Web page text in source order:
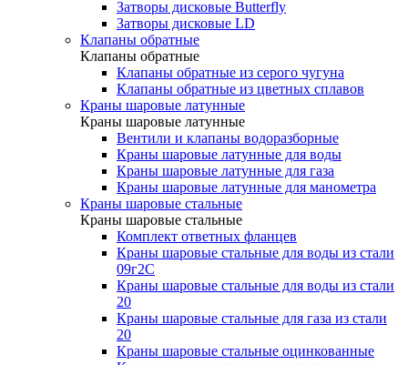
Затворы дисковые Butterfly
Затворы дисковые LD
Клапаны обратные
Клапаны обратные
Клапаны обратные из серого чугуна
Клапаны обратные из цветных сплавов
Краны шаровые латунные
Краны шаровые латунные
Вентили и клапаны водоразборные
Краны шаровые латунные для воды
Краны шаровые латунные для газа
Краны шаровые латунные для манометра
Краны шаровые стальные
Краны шаровые стальные
Комплект ответных фланцев
Краны шаровые стальные для воды из стали
09г2С
Краны шаровые стальные для воды из стали
20
Краны шаровые стальные для газа из стали
20
Краны шаровые стальные оцинкованные